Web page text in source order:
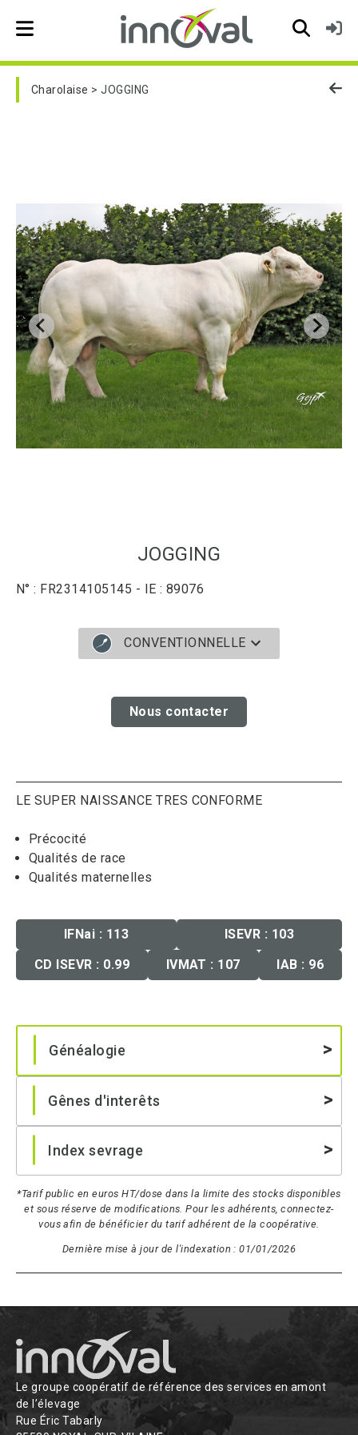
Skip to main navigation
Charolaise JOGGING
JOGGING
N° : FR2314105145 - IE : 89076
CONVENTIONNELLE
Nous contacter
LE SUPER NAISSANCE TRES CONFORME
Précocité
Qualités de race
Qualités maternelles
IFNai : 113
ISEVR : 103
CD ISEVR : 0.99
IVMAT : 107 IAB : 96
Généalogie
Gênes d'interêts
Index sevrage
*Tarif public en euros HT/dose dans la limite des stocks disponibles
et sous réserve de modifications. Pour les adhérents, connectez-
vous afin de bénéficier du tarif adhérent de la coopérative.
Dernière mise à jour de l'indexation : 01/01/2026
Le groupe coopératif de référence des services en amont
de l’élevage
Rue Éric Tabarly